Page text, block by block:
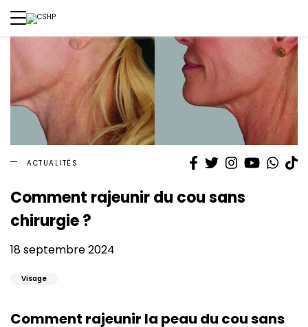
ACTUALITÉS Facebook
TwitterInstagram
YouTube
Comment rajeunir du cou sans
chirurgie ?
18 septembre 2024
Visage
Comment rajeunir la peau du cou sans